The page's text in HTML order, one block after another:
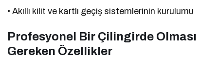
• Akıllı kilit ve kartlı geçiş sistemlerinin kurulumu
Profesyonel Bir Çilingirde Olması
Gereken Özellikler